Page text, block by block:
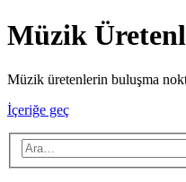
Müzik
Müzik üretenlerin buluşma
İçeriğe geç